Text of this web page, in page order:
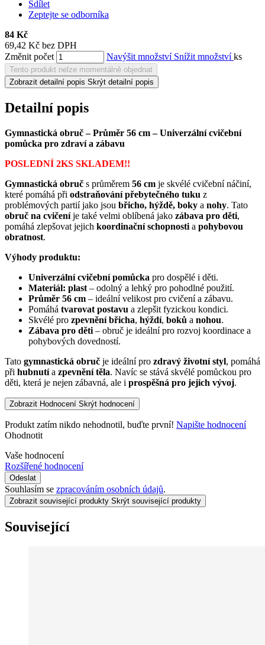
Sdílet
Zeptejte se odborníka
84 Kč
69,42 Kč bez DPH
Změnit počet
Navýšit množství Snížit množstvíks
Tento produkt nelze momentálně objednat
Zobrazit detailní popis Skrýt detailní popis
Detailní popis
Gymnastická obruč – Průměr 56 cm – Univerzální cvičební
pomůcka pro zdraví a zábavu
POSLEDNÍ 2KS SKLADEM!!
Gymnastická obruč s průměrem 56 cm je skvélé cvičební náčiní,
které pomáhá při odstraňování přebytečného tuku z
problémových partií jako jsou břicho, hýždě, boky a nohy. Tato
obruč na cvičeníje také velmi oblíbená jako zábava pro děti,
pomáhá zlepšovat jejich koordinační schopnosti a pohybovou
obratnost.
Výhody produktu:
Univerzální cvičební pomůcka pro dospělé i děti.
Materiál: plast – odolný a lehký pro pohodlné použití.
Průměr 56 cm – ideální velikost pro cvičení a zábavu.
Pomáhá tvarovat postavu a zlepšit fyzickou kondici.
Skvélé pro zpevnění břicha, hýždí, boků a nohou.
Zábava pro děti – obruč je ideální pro rozvoj koordinace a
pohybových dovedností.
Tato gymnastická obruč je ideální pro zdravý životní styl, pomáhá
při hubnutía zpevnění těla. Navíc se stává skvélé pomůckou pro
děti, která je nejen zábavná, ale i prospěšná pro jejich vývoj.
Zobrazit Hodnocení Skrýt hodnocení
Produkt zatím nikdo nehodnotil, buďte první! Napište hodnocení
Ohodnotit
Vaše hodnocení
Rozšířené hodnocení
Odeslat
Souhlasím se zpracováním osobních údajů.
Zobrazit související produkty Skrýt související produkty
Související